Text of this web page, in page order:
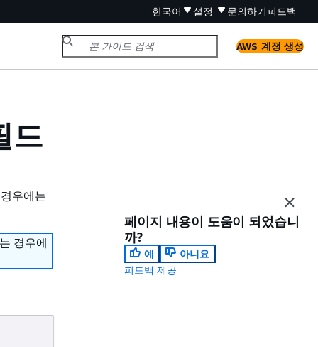
한국어 설정 문의하기피드백
AWS 계정 생성
드
우에는
경우에
페이지 내용이 도움이 되었습니
까?
예
아니요
피드백 제공